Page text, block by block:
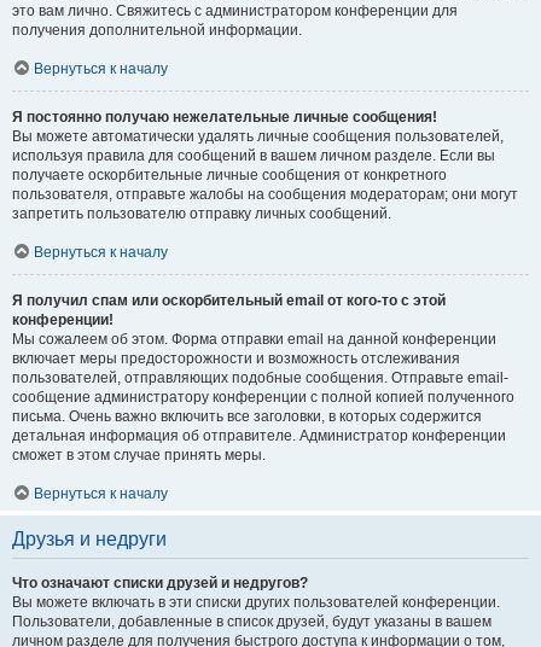
это вам лично. Свяжитесь с администратором конференции для
получения дополнительной информации.
Вернуться к началу
Я постоянно получаю нежелательные личные сообщения!
Вы можете автоматически удалять личные сообщения пользователей,
используя правила для сообщений в вашем личном разделе. Если вы
получаете оскорбительные личные сообщения от конкретного
пользователя, отправьте жалобы на сообщения модераторам; они могут
запретить пользователю отправку личных сообщений.
Вернуться к началу
Я получил спам или оскорбительный email от кого-то с этой
конференции!
Мы сожалеем об этом. Форма отправки email на данной конференции
включает меры предосторожности и возможность отслеживания
пользователей, отправляющих подобные сообщения. Отправьте email-
сообщение администратору конференции с полной копией полученного
письма. Очень важно включить все заголовки, в которых содержится
детальная информация об отправителе. Администратор конференции
сможет в этом случае принять меры.
Вернуться к началу
Друзья и недруги
Что означают списки друзей и недругов?
Вы можете включать в эти списки других пользователей конференции.
Пользователи, добавленные в список друзей, будут указаны в вашем
личном разделе для получения быстрого доступа к информации о том,